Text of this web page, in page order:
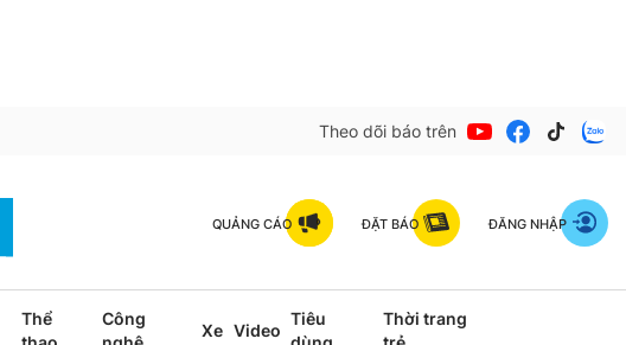
Theo dõi báo trên
QUẢNG CÁO ĐẶT BÁO ĐĂNG NHẬP
Thể
Công
Xe Video
Tiêu
Thời trang